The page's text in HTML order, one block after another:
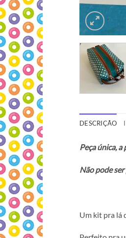
DESCRIÇÃO
Peça única,
Não pode
Um kit pra lá